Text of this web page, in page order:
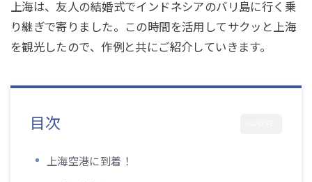
上海は、友人の結婚式でインドネシアのバリ島に行く乗
り継ぎで寄りました。この時間を活用してサクッと上海
を観光したので、作例と共にご紹介していきます。
目次
上海空港に到着！